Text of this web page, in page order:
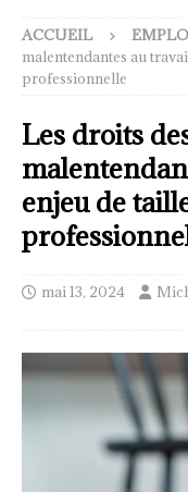
ACCUEIL
malentendantes au
professionnelle
Les droits
enjeu de
mai 13, 2024